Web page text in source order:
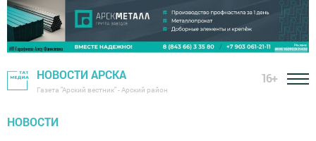
НОВОСТИ АРСКА
Газета "Арский вестник" - Арский район
16+
НОВОСТИ